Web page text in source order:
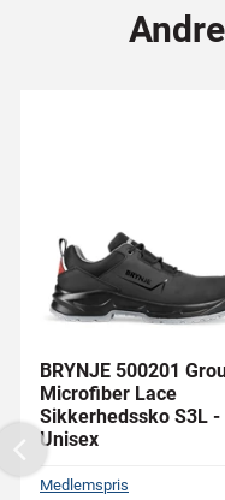
BRYNJE 500201
Microfiber Lace
Sikkerhedssko S3L -
Unisex
Medlemspris
Previous